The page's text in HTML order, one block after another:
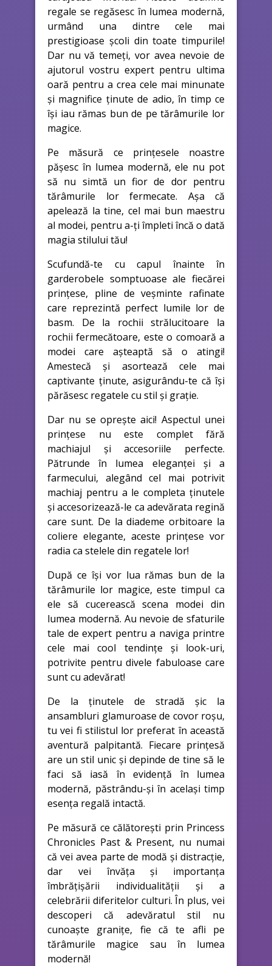
regale se regăsesc în lumea modernă,
urmând una dintre cele mai
prestigioase școli din toate timpurile!
Dar nu vă temeți, vor avea nevoie de
ajutorul vostru expert pentru ultima
oară pentru a crea cele mai minunate
și magnifice ținute de adio, în timp ce
își iau rămas bun de pe tărâmurile lor
magice.
Pe măsură ce prințesele noastre
pășesc în lumea modernă, ele nu pot
să nu simtă un fior de dor pentru
tărâmurile lor fermecate. Așa că
apelează la tine, cel mai bun maestru
al modei, pentru a-ți împleti încă o dată
magia stilului tău!
Scufundă-te cu capul înainte în
garderobele somptuoase ale fiecărei
prințese, pline de veșminte rafinate
care reprezintă perfect lumile lor de
basm. De la rochii strălucitoare la
rochii fermecătoare, este o comoară a
modei care așteaptă să o atingi!
Amestecă și asortează cele mai
captivante ținute, asigurându-te că își
părăsesc regatele cu stil și grație.
Dar nu se oprește aici! Aspectul unei
prințese nu este complet fără
machiajul și accesoriile perfecte.
Pătrunde în lumea eleganței și a
farmecului, alegând cel mai potrivit
machiaj pentru a le completa ținutele
și accesorizează-le ca adevărata regină
care sunt. De la diademe orbitoare la
coliere elegante, aceste prințese vor
radia ca stelele din regatele lor!
După ce își vor lua rămas bun de la
tărâmurile lor magice, este timpul ca
ele să cucerească scena modei din
lumea modernă. Au nevoie de sfaturile
tale de expert pentru a naviga printre
cele mai cool tendințe și look-uri,
potrivite pentru divele fabuloase care
sunt cu adevărat!
De la ținutele de stradă șic la
ansambluri glamuroase de covor roșu,
tu vei fi stilistul lor preferat în această
aventură palpitantă. Fiecare prințesă
are un stil unic și depinde de tine să le
faci să iasă în evidență în lumea
modernă, păstrându-și în același timp
esența regală intactă.
Pe măsură ce călătorești prin Princess
Chronicles Past & Present, nu numai
că vei avea parte de modă și distracție,
dar vei învăța și importanța
îmbrățișării individualității și a
celebrării diferitelor culturi. În plus, vei
descoperi că adevăratul stil nu
cunoaște granițe, fie că te afli pe
tărâmurile magice sau în lumea
modernă!